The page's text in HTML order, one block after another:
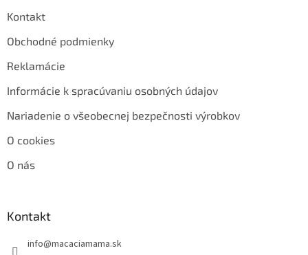
Kontakt
Obchodné podmienky
Reklamácie
Informácie k spracúvaniu osobných údajov
Nariadenie o všeobecnej bezpečnosti výrobkov
O cookies
O nás
Kontakt
info@macaciamama.sk